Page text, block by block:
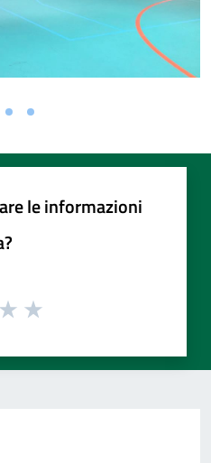
alla slide 1
Vai alla slide 2
Vai alla slide 3
le informazioni